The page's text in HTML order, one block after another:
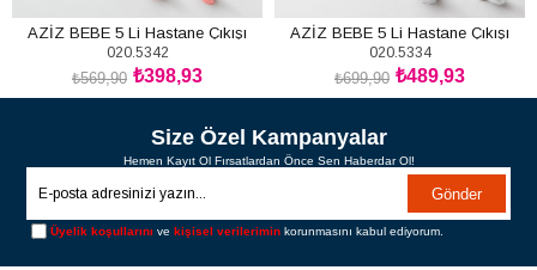
AZİZ BEBE 5 Li Hastane Çıkışı
020.5342
₺398,93
₺569,90
SEPETE EKLE
AZİZ BEBE 5 Li Hastane Çıkışı
020.5334
₺489,93
₺699,90
SEPETE EKLE
Size Özel Kampanyalar
Hemen Kayıt Ol Fırsatlardan Önce Sen Haberdar Ol!
Gönder
Üyelik koşullarını vekişisel verilerimin korunmasını kabul ediyorum.